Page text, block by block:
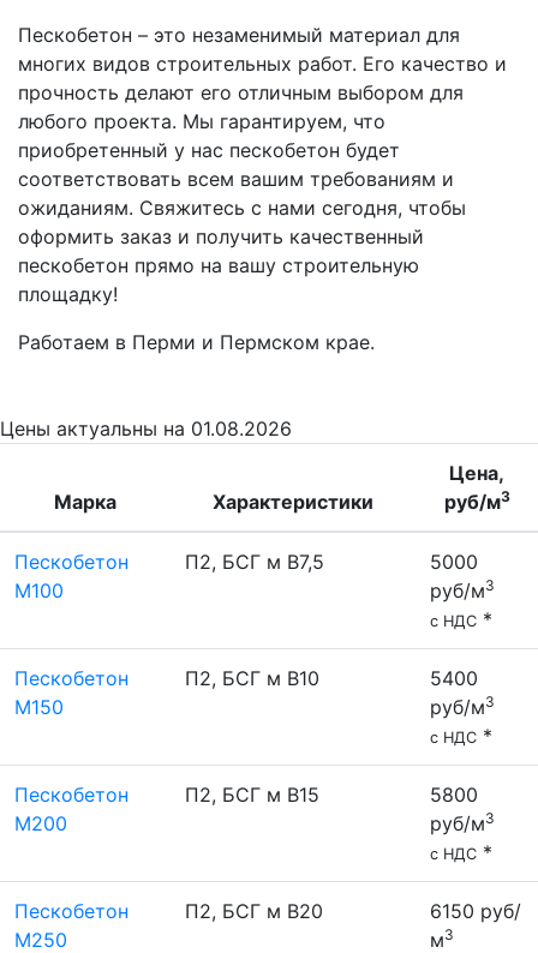
Пескобетон – это незаменимый материал для
многих видов строительных работ. Его качество и
прочность делают его отличным выбором для
любого проекта. Мы гарантируем, что
приобретенный у нас пескобетон будет
соответствовать всем вашим требованиям и
ожиданиям. Свяжитесь с нами сегодня, чтобы
оформить заказ и получить качественный
пескобетон прямо на вашу строительную
площадку!
Работаем в Перми и Пермском крае.
Цены актуальны на 01.08.2026
Марка Характеристики
Цена,
руб/м3
Пескобетон
М100
П2, БСГ м В7,5
5000
руб/м3
с НДС *
Пескобетон
М150
П2, БСГ м В10
5400
руб/м3
с НДС *
Пескобетон
М200
П2, БСГ м В15
5800
руб/м3
с НДС *
Пескобетон
М250
П2, БСГ м В20
6150 руб/
м3